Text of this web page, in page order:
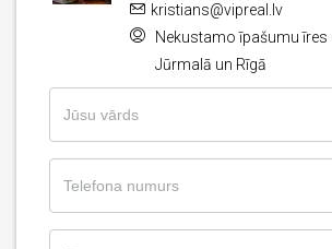
kristians@vipreal.lv
Nekustamo īpašumu īres
Jūrmalā un Rīgā